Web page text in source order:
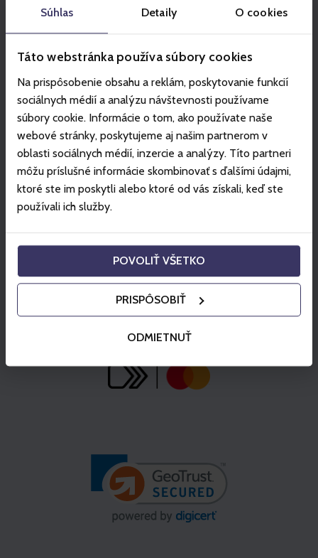
Súhlas Detaily O cookies
Táto webstránka používa súbory cookies
Na prispôsobenie obsahu a reklám, poskytovanie funkcií
sociálnych médií a analýzu návštevnosti používame
súbory cookie. Informácie o tom, ako používate naše
webové stránky, poskytujeme aj našim partnerom v
oblasti sociálnych médií, inzercie a analýzy. Títo partneri
môžu príslušné informácie skombinovať s ďalšími údajmi,
ktoré ste im poskytli alebo ktoré od vás získali, keď ste
používali ich služby.
POVOLIŤ VŠETKO
PRISPÔSOBIŤ
ODMIETNUŤ
Partner